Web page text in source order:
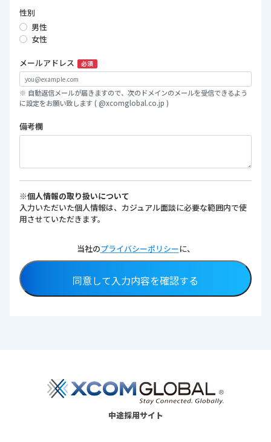
性別
男性
女性
メールアドレス 必須
※ 自動返信メールが届きますので、次のドメインのメールを受信できるよう
に設定をお願い致します ( @xcomglobal.co.jp )
備考欄
※個人情報の取り扱いについて
入力いただいた個人情報は、カジュアル面談に必要な範囲内で使
用させていただきます。
当社のプライバシーポリシーに、
同意して入力内容を確認する
中途採用サイト